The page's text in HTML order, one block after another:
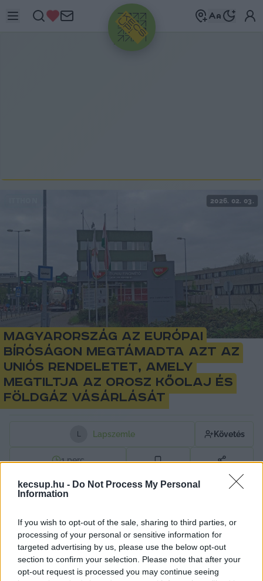
kecsup.hu - Do Not Process My Personal
Information
If you wish to opt-out of the sale, sharing to third parties, or
processing of your personal or sensitive information for
targeted advertising by us, please use the below opt-out
section to confirm your selection. Please note that after your
opt-out request is processed you may continue seeing
HIRDETÉS
2026. 02. 03.
Magyarország az Európai
Bíróságon megtámadta azt az
uniós rendeletet, amely
megtiltja az orosz kőolaj és
földgáz vásárlását
L Lapszemle Követés
1perc
kormányt képviselő államtitkárok, miniszterek
közül 24-en igennel, a magyar és a szlovák
nemmel szavazott, a bolgár tartózkodott.
Lapszemle.